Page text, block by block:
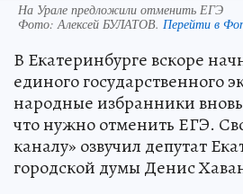
На Урале предложили отменить ЕГЭ
Фото:Алексей БУЛАТОВ. Перейти в
В Екатеринбурге вскоре
единого государственного
народные избранники
что нужно отменить ЕГЭ.
каналу» озвучил депутат
городской думы Денис